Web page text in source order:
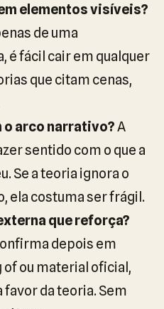
elementos visíveis?
de uma
é fácil cair em qualquer
que citam cenas,
o arco narrativo?A
sentido com o que a
Se a teoria ignora o
ela costuma ser frágil.
que reforça?
depois em
ou material oficial,
favor da teoria. Sem